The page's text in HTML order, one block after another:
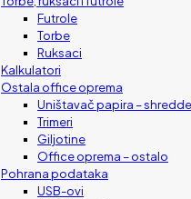
Futrole
Torbe
Ruksaci
Kalkulatori
Ostala office oprema
Uništavač papira –
Trimeri
Giljotine
Office oprema – ostalo
Pohrana podataka
USB-ovi